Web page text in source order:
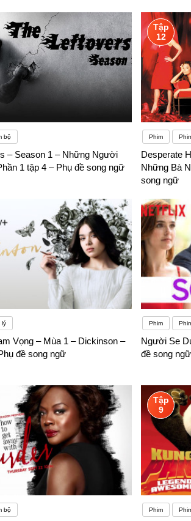
bộ
– Season 1 – Những Người
1 tập 4 – Phụ đề song ngữ
Tập
12
Phim
Desperate
Những Bà
song ngữ
lý
Vọng – Mùa 1 – Dickinson –
đề song ngữ
Phim
Người Se
đề song ngữ
bộ
Tập
9
Phim